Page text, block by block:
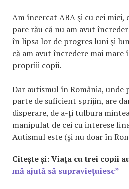
Am încercat ABA şi cu cei mici,
pare rău că nu am avut
în lipsa lor de progres luni şi
că am avut încredere mai mare
propriii copii.
Dar autismul în România, unde
parte de suficient sprijin, are
disperare, de a-ţi tulbura
manipulat de cei cu interese
Autismul este (şi nu doar în
Citește și: Viața cu trei copii
mă ajută să supravieţuiesc”